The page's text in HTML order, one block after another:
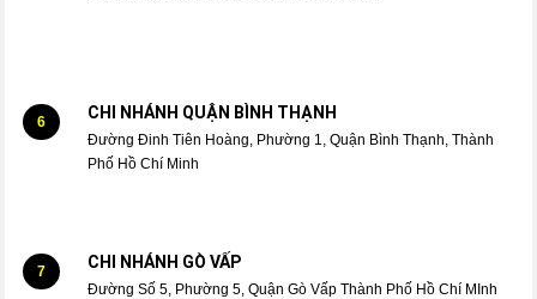
6 CHI NHÁNH QUẬN BÌNH THẠNH
Đường Đinh Tiên Hoàng, Phường 1, Quận Bình Thạnh, Thành
Phố Hồ Chí Minh
7 CHI NHÁNH GÒ VẤP
Đường Số 5, Phường 5, Quận Gò Vấp Thành Phố Hồ Chí MInh